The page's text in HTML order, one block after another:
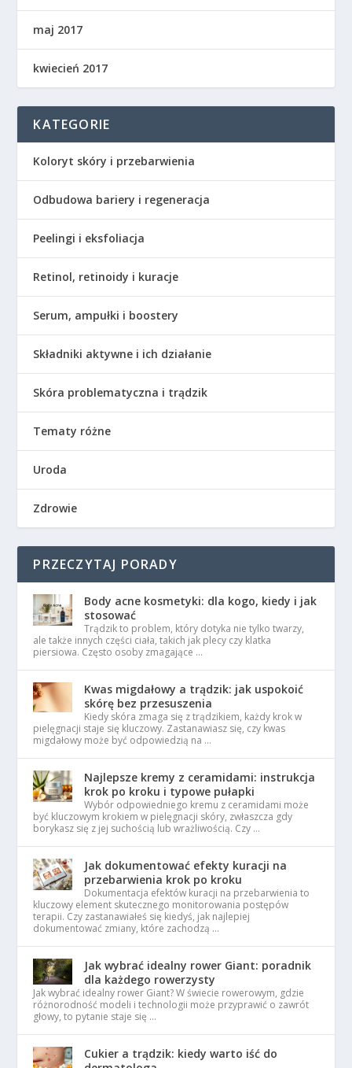
maj 2017
kwiecień 2017
KATEGORIE
Koloryt skóry i przebarwienia
Odbudowa bariery i regeneracja
Peelingi i eksfoliacja
Retinol, retinoidy i kuracje
Serum, ampułki i boostery
Składniki aktywne i ich działanie
Skóra problematyczna i trądzik
Tematy różne
Uroda
Zdrowie
PRZECZYTAJ PORADY
Body acne kosmetyki: dla kogo, kiedy i jak
stosować
Trądzik to problem, który dotyka nie tylko twarzy,
ale także innych części ciała, takich jak plecy czy klatka
piersiowa. Często osoby zmagające …
Kwas migdałowy a trądzik: jak uspokoić
skórę bez przesuszenia
Kiedy skóra zmaga się z trądzikiem, każdy krok w
pielęgnacji staje się kluczowy. Zastanawiasz się, czy kwas
migdałowy może być odpowiedzią na …
Najlepsze kremy z ceramidami: instrukcja
krok po kroku i typowe pułapki
Wybór odpowiedniego kremu z ceramidami może
być kluczowym krokiem w pielęgnacji skóry, zwłaszcza gdy
borykasz się z jej suchością lub wrażliwością. Czy …
Jak dokumentować efekty kuracji na
przebarwienia krok po kroku
Dokumentacja efektów kuracji na przebarwienia to
kluczowy element skutecznego monitorowania postępów
terapii. Czy zastanawiałeś się kiedyś, jak najlepiej
dokumentować zmiany, które zachodzą …
Jak wybrać idealny rower Giant: poradnik
dla każdego rowerzysty
Jak wybrać idealny rower Giant? W świecie rowerowym, gdzie
różnorodność modeli i technologii może przyprawić o zawrót
głowy, to pytanie staje się …
Cukier a trądzik: kiedy warto iść do